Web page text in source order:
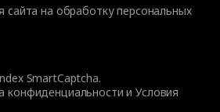
сайта на обработку персональных
SmartCaptcha.
конфиденциальности иУсловия